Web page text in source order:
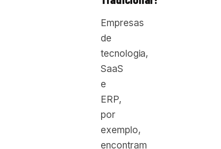
Empresas
de
tecnologia,
SaaS
e
ERP,
por
exemplo,
encontram